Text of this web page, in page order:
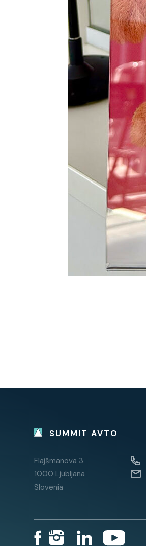
SUMMIT AVTO
Flajšmanova 3
1000 Ljubljana
Slovenia